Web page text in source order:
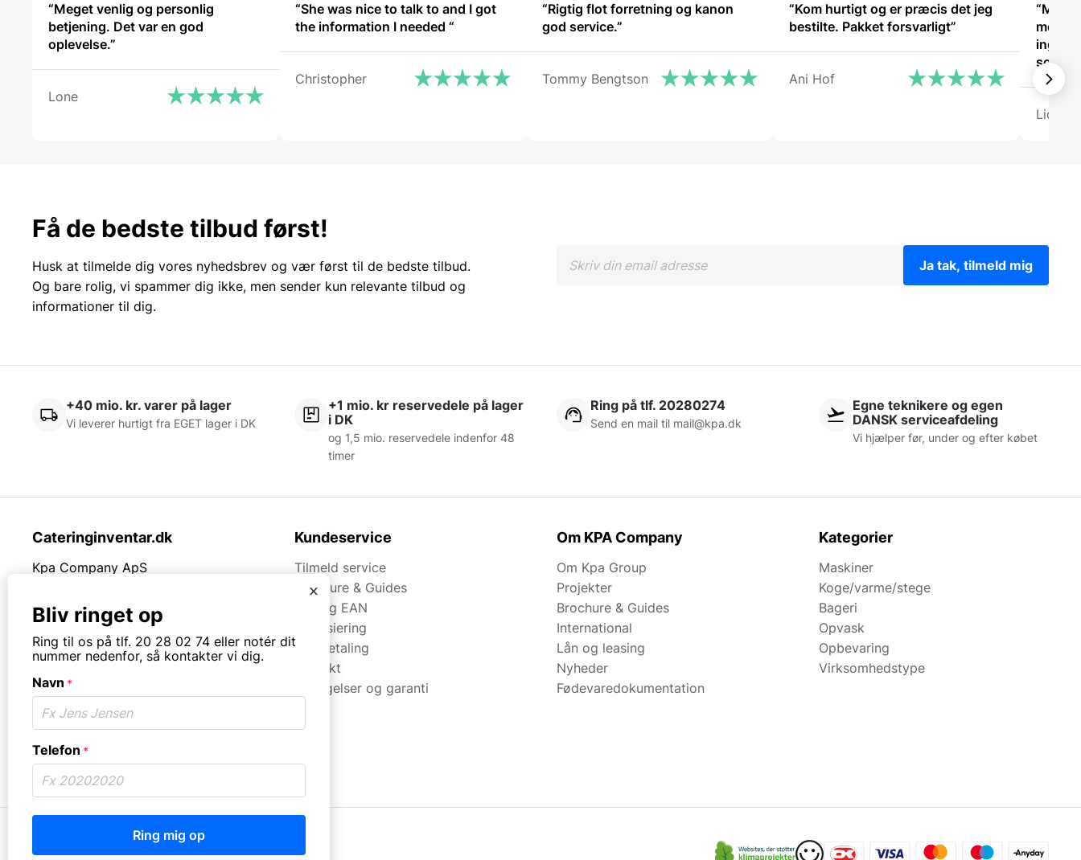
“Meget venlig og personlig
betjening. Det var en god
oplevelse.”
Lone
“She was nice to talk to and I got
the information I needed “
Christopher
“Rigtig flot forretning og kanon
god service.”
Tommy Bengtson
“Kom hurtigt og er præcis det jeg
bestilte. Pakket forsvarligt”
Ani Hof
med
ingen
som
Lida
Få de bedste tilbud først!
Husk at tilmelde dig vores nyhedsbrev og vær først til de bedste tilbud.
Og bare rolig, vi spammer dig ikke, men sender kun relevante tilbud og
informationer til dig.
Ja tak, tilmeld mig
+40 mio. kr. varer på lager
Vi leverer hurtigt fra EGET lager i DK
+1 mio. kr reservedele på lager
i DK
og 1,5 mio. reservedele indenfor 48
timer
Ring på tlf. 20280274
Send en mail til mail@kpa.dk
Egne teknikere og egen
DANSK serviceafdeling
Vi hjælper før, under og efter købet
Cateringinventar.dk
Kpa Company ApS
7430 Ikast
Tlf.20280274
CVR. 18066904
Åbningstider
Mandag til torsdag fra 08:30 – 16:00.
Fredag fra 08.30 – 13.30.
Kundeservice
Tilmeld service
Brochure & Guides
Faq og EAN
Finansiering
Kortbetaling
Kontakt
Betingelser og garanti
Om KPA Company
Om Kpa Group
Projekter
Brochure & Guides
International
Lån og leasing
Nyheder
Fødevaredokumentation
Kategorier
Maskiner
Koge/varme/stege
Bageri
Opvask
Opbevaring
Virksomhedstype
© Copyright. All rights reserved.
x
Bliv ringet op
Ring til os på tlf. 20 28 02 74 eller notér dit
nummer nedenfor, så kontakter vi dig.
Navn *
Telefon *